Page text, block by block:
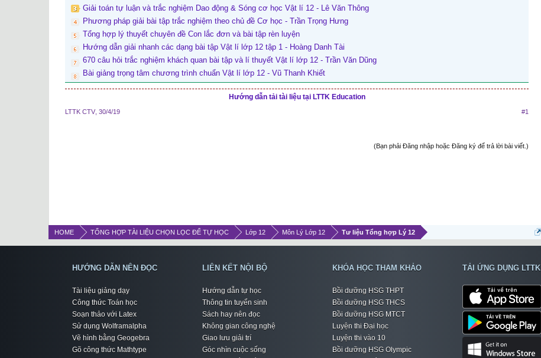
Giải toán tự luận và trắc nghiệm Dao động & Sóng cơ học Vật lí 12 - Lê Văn Thông
Phương pháp giải bài tập trắc nghiệm theo chủ đề Cơ học - Trần Trọng Hưng
Tổng hợp lý thuyết chuyên đề Con lắc đơn và bài tập rèn luyện
Hướng dẫn giải nhanh các dạng bài tập Vật lí lớp 12 tập 1 - Hoàng Danh Tài
670 câu hỏi trắc nghiệm khách quan bài tập và lí thuyết Vật lí lớp 12 - Trần Văn Dũng
Bài giảng trọng tâm chương trình chuẩn Vật lí lớp 12 - Vũ Thanh Khiết
Hướng dẫn tải tài liệu tại LTTK Education
LTTK CTV 30/4/19 #1
(Bạn phải Đăng nhập hoặc Đăng ký để trả lời bài viết.)
HOME TỔNG HỢP TÀI LIỆU CHỌN LỌC ĐỂ TỰ HỌC Lớp 12 Môn Lý Lớp 12 Tư liệu Tổng hợp Lý 12
HƯỚNG DẪN NÊN ĐỌC
Tài liệu giảng dạy
Công thức Toán học
Soạn thảo với Latex
Sử dụng Wolframalpha
Vẽ hình bằng Geogebra
Gõ công thức Mathtype
LIÊN KẾT NỘI BỘ
Hướng dẫn tự học
Thông tin tuyển sinh
Sách hay nên đọc
Không gian công nghệ
Giao lưu giải trí
Góc nhìn cuộc sống
KHÓA HỌC THAM KHẢO
Bồi dưỡng HSG THPT
Bồi dưỡng HSG THCS
Bồi dưỡng HSG MTCT
Luyện thi Đại học
Luyện thi vào 10
Bồi dưỡng HSG Olympic
TẢI ỨNG DỤNG LTTK